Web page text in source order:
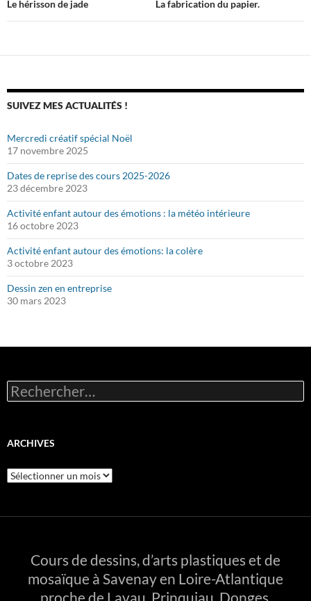
des
Le hérisson de jade La fabrication du papier.
SUIVEZ MES ACTUALITÉS !
Mercredi créatif spécial Noël
17 novembre 2025
Dates de reprise des cours 2025-2026
23 décembre 2023
Activité enfant autour des émotions : la météo intérieure
16 octobre 2023
Activité enfant autour des émotions: la colère
3 octobre 2023
Dessin zen en entreprise
30 mars 2023
Rechercher :
ARCHIVES
Archives
Cours de dessins, d’arts plastiques et de
mosaïque à Savenay en Loire-Atlantique
proche de Lavau, Prinquiau, Donges,